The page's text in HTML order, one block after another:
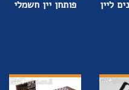
ליין פותחן יין חשמלי